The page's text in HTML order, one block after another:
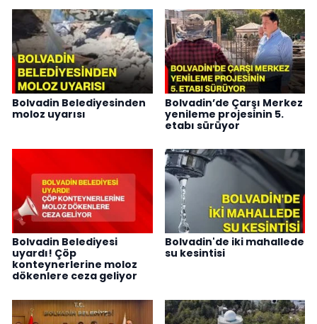
Bolvadin Belediyesinden
moloz uyarısı
Bolvadin’de Çarşı Merkez
yenileme projesinin 5.
etabı sürüyor
Bolvadin Belediyesi
uyardı! Çöp
konteynerlerine moloz
dökenlere ceza geliyor
Bolvadin'de iki mahallede
su kesintisi